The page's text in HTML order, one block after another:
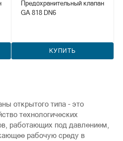
Предохранительный клапан
GA 818 DN6
КУПИТЬ
открытого типа - это
технологических
работающих под давлением,
рабочую среду в